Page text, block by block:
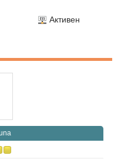
Активен